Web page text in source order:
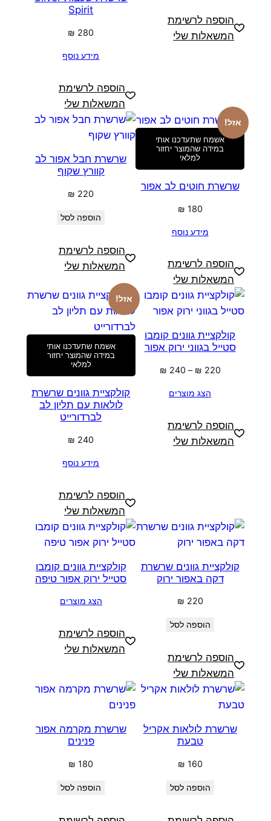
הוספה לרשימת
המשאלות שלי
Spirit
₪ 280
מידע נוסף
הוספה לרשימת
המשאלות שלי
אזל!
אשמח שתעדכנו אותי
במידה שהמוצר יחזור
למלאי
שרשרת חוטים לב אפור
₪ 180
מידע נוסף
הוספה לרשימת
המשאלות שלי
שרשרת חבל אפור לב
קוורץ שקוף
₪ 220
הוספה לסל
הוספה לרשימת
המשאלות שלי
קולקציית גוונים קומבו
סטייל בגווני ירוק אפור
₪ 220
–
₪ 240
הצג מוצרים
הוספה לרשימת
המשאלות שלי
אזל!
אשמח שתעדכנו אותי
במידה שהמוצר יחזור
למלאי
קולקציית גוונים שרשרת
לולאות עם תליון לב
לברדורייט
₪ 240
מידע נוסף
הוספה לרשימת
המשאלות שלי
קולקציית גוונים שרשרת
דקה באפור ירוק
₪ 220
הוספה לסל
הוספה לרשימת
המשאלות שלי
קולקציית גוונים קומבו
סטייל ירוק אפור טיפה
הצג מוצרים
הוספה לרשימת
המשאלות שלי
שרשרת לולאות אקריל
טבעת
₪ 160
הוספה לסל
שרשרת מקרמה אפור
פנינים
₪ 180
הוספה לסל